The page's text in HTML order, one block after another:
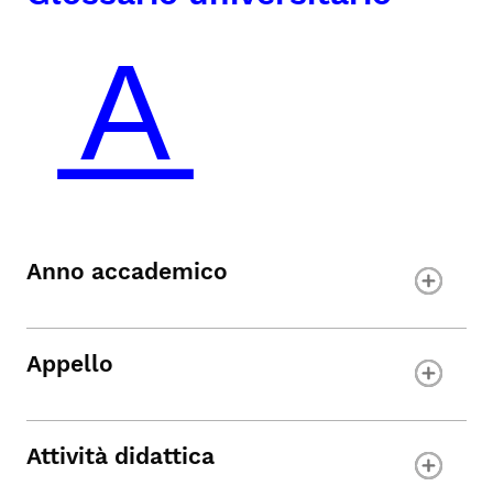
Anno accademico
Appello
Attività didattica